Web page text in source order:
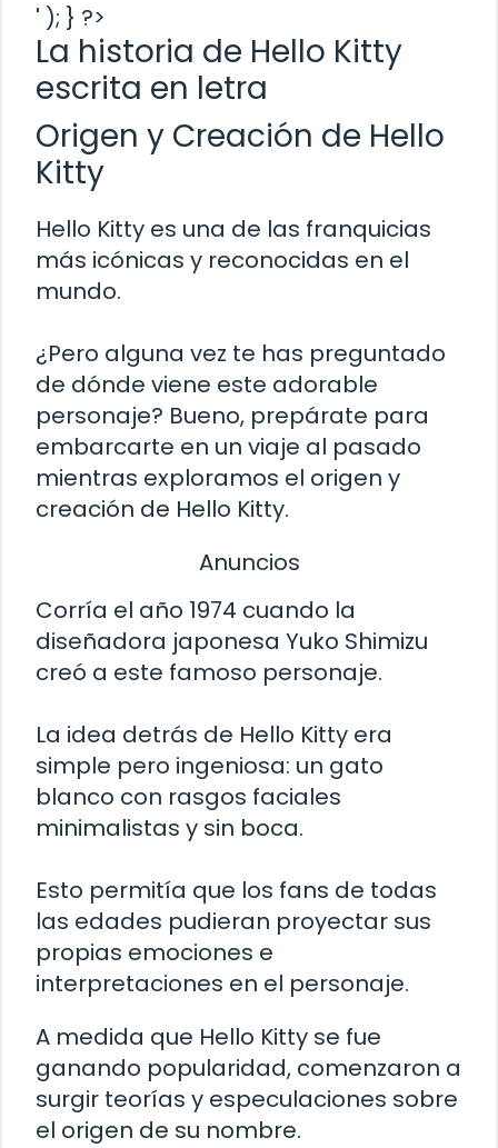
' ); } ?>
La historia de Hello Kitty
escrita en letra
Origen y Creación de Hello
Kitty
Hello Kitty es una de las franquicias
más icónicas y reconocidas en el
mundo.
¿Pero alguna vez te has preguntado
de dónde viene este adorable
personaje? Bueno, prepárate para
embarcarte en un viaje al pasado
mientras exploramos el origen y
creación de Hello Kitty.
Anuncios
Corría el año 1974 cuando la
diseñadora japonesa Yuko Shimizu
creó a este famoso personaje.
La idea detrás de Hello Kitty era
simple pero ingeniosa: un gato
blanco con rasgos faciales
minimalistas y sin boca.
Esto permitía que los fans de todas
las edades pudieran proyectar sus
propias emociones e
interpretaciones en el personaje.
A medida que Hello Kitty se fue
ganando popularidad, comenzaron a
surgir teorías y especulaciones sobre
el origen de su nombre.